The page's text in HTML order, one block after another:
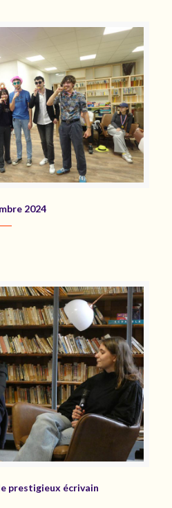
2024
prestigieux écrivain